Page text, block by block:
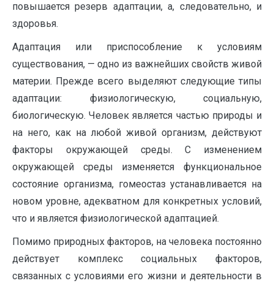
повышается резерв адаптации, а, следовательно, и
здо­ровья.
Адаптация или приспособление к условиям
существования, — одно из важнейших свойств живой
материи. Прежде всего выделяют следующие типы
адаптации: физиологическую, социальную,
биологическую. Человек является частью природы и
на него, как на любой живой организм, действуют
факторы окружающей среды. С изменением
окружающей среды изменяется функциональное
состояние организма, гомеостаз устанавливается на
новом уровне, адекватном для конкретных условий,
что и является физиологической адаптацией.
Помимо природных факторов, на человека постоянно
действует комплекс социальных факторов,
связанных с условиями его жизни и деятельности в